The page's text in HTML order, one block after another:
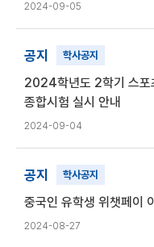
2024-09-05
공지 학사공지
2024학년도 2학기 스포
종합시험 실시 안내
2024-09-04
공지 학사공지
중국인 유학생 위챗페이
2024-08-27